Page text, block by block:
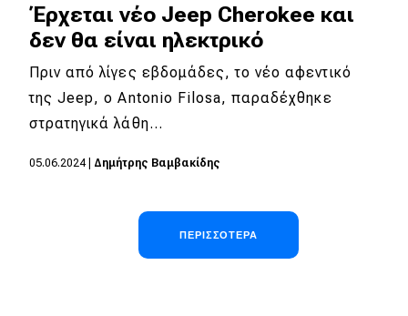
Έρχεται νέο Jeep Cherokee και
δεν θα είναι ηλεκτρικό
Πριν από λίγες εβδομάδες, το νέο αφεντικό
της Jeep, ο Antonio Filosa, παραδέχθηκε
στρατηγικά λάθη…
05.06.2024| Δημήτρης Βαμβακίδης
ΠΕΡΙΣΣΌΤΕΡΑ